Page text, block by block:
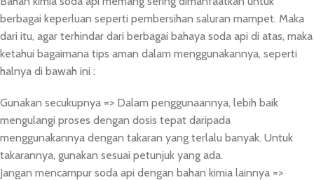
berbagai keperluan seperti pembersihan saluran mampet. Maka
dari itu, agar terhindar dari berbagai bahaya soda api di atas, maka
ketahui bagaimana tips aman dalam menggunakannya, seperti
halnya di bawah ini :
Gunakan secukupnya => Dalam penggunaannya, lebih baik
mengulangi proses dengan dosis tepat daripada
menggunakannya dengan takaran yang terlalu banyak. Untuk
takarannya, gunakan sesuai petunjuk yang ada.
Jangan mencampur soda api dengan bahan kimia lainnya =>